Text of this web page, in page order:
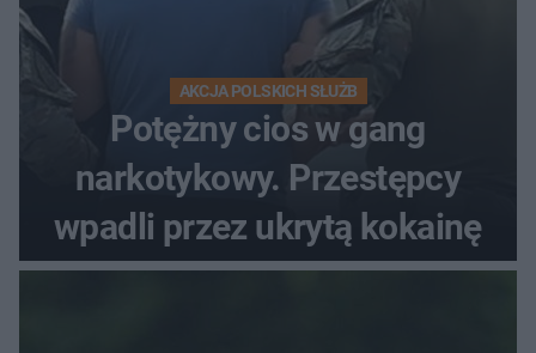
AKCJA POLSKICH SŁUŻB
Potężny cios w gang
narkotykowy. Przestępcy
wpadli przez ukrytą kokainę